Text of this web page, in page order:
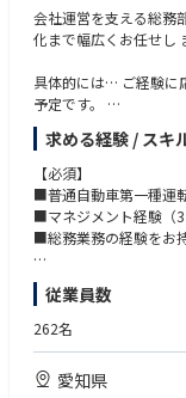
会社運営を支える総務
化まで幅広くお任せし
具体的には… ご経験に
予定です。
■社内行事企画・運営
社内行事の立案から実
■規程の整備、改訂、
はじめとする社内諸規
■福利厚生制度の企画
制度の見直しや新たな
■備品・車両・設備保
■安全衛生委員会の運
や労働災害の防止に取
■取締役会・株主総会
資料作成や設営、議
■行政対応（届出・監
求める経験 / スキ
【必須】
■普通自動車第一種運
■マネジメント経験（
■総務業務の経験をお
【歓迎（WANT）】
■第一種衛生管理者資
■法務関連業務の経験
■業務フロー改善やDX
従業員数
262名
愛知県